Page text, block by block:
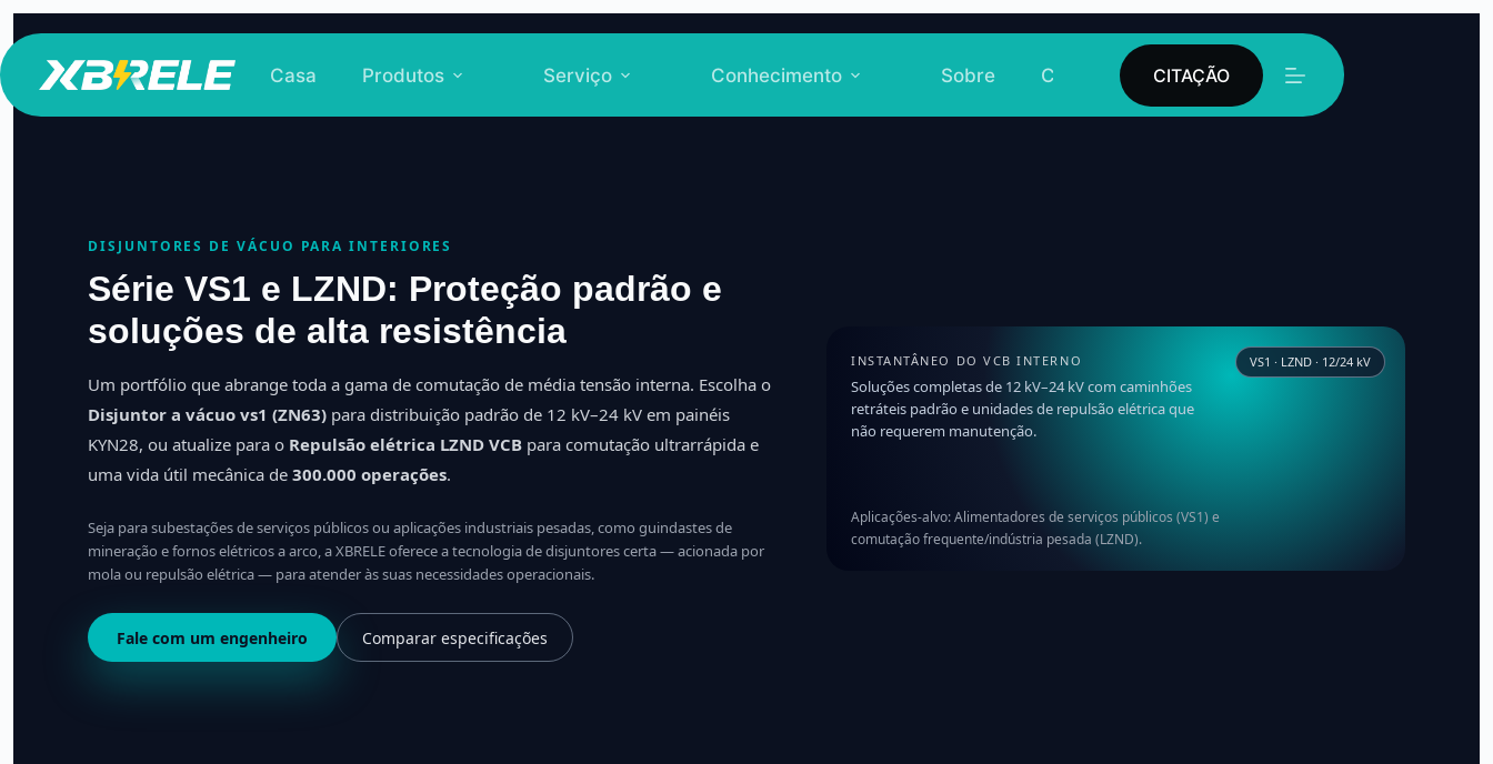
Pular
para
o
conteúdo
Casa Produtos Serviço Conhecimento Sobre Contato CITAÇÃO
DISJUNTORES DE VÁCUO PARA INTERIORES
Série VS1 e LZND: Proteção padrão e
soluções de alta resistência
Um portfólio que abrange toda a gama de comutação de média tensão interna. Escolha o
Disjuntor a vácuo vs1 (ZN63) para distribuição padrão de 12 kV–24 kV em painéis
KYN28, ou atualize para o Repulsão elétrica LZND VCB para comutação ultrarrápida e
uma vida útil mecânica de300.000 operações.
Seja para subestações de serviços públicos ou aplicações industriais pesadas, como guindastes de
mineração e fornos elétricos a arco, a XBRELE oferece a tecnologia de disjuntores certa — acionada por
mola ou repulsão elétrica — para atender às suas necessidades operacionais.
Fale com um engenheiro Comparar especificações
INSTANTÂNEO DO VCB INTERNO
Soluções completas de 12 kV–24 kV com caminhões
retráteis padrão e unidades de repulsão elétrica que
não requerem manutenção.
VS1 · LZND · 12/24 kV
Aplicações-alvo: Alimentadores de serviços públicos (VS1) e
comutação frequente/indústria pesada (LZND).